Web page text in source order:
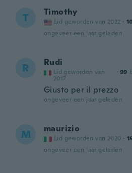
T Timothy
Lid geworden van 2022 · 10
ongeveer een jaar geleden
R Rudi
Lid geworden van
2017
· 99
Giusto per il prezzo
ongeveer een jaar geleden
M maurizio
Lid geworden van 2020 ·
ongeveer een jaar geleden